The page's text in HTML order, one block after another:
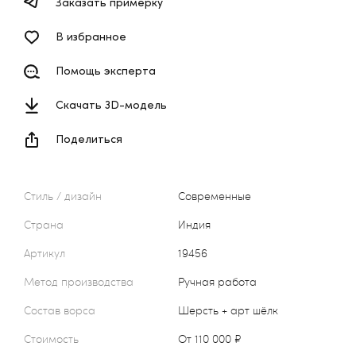
Стиль / дизайн
Современные
Страна
Индия
Артикул
19456
Метод производства
Ручная работа
Состав ворса
Шерсть + арт шёлк
Стоимость
от 110 000 ₽
В избранное
Помощь эксперта
Скачать 3D-модель
Поделиться